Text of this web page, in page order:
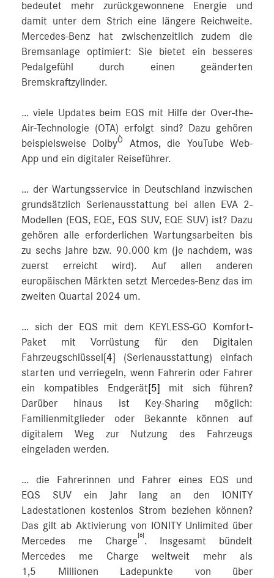
bedeutet mehr zurückgewonnene Energie und
damit unter dem Strich eine längere Reichweite.
Mercedes‑Benz hat zwischenzeitlich zudem die
Bremsanlage optimiert: Sie bietet ein besseres
Pedalgefühl durch einen geänderten
Bremskraftzylinder.
… viele Updates beim EQS mit Hilfe der Over-the-
Air-Technologie (OTA) erfolgt sind? Dazu gehören
beispielsweise DolbyÒ
Atmos, die YouTube Web-
App und ein digitaler Reiseführer.
… der Wartungsservice in Deutschland inzwischen
grundsätzlich Serienausstattung bei allen EVA 2-
Modellen (EQS, EQE, EQS SUV, EQE SUV) ist? Dazu
gehören alle erforderlichen Wartungsarbeiten bis
zu sechs Jahre bzw. 90.000 km (je nachdem, was
zuerst erreicht wird). Auf allen anderen
europäischen Märkten setzt Mercedes‑Benz das im
zweiten Quartal 2024 um.
… sich der EQS mit dem KEYLESS-GO Komfort-
Paket mit Vorrüstung für den Digitalen
Fahrzeugschlüssel [4]
(Serienausstattung) einfach
starten und verriegeln, wenn Fahrerin oder Fahrer
ein kompatibles Endgerät[5] mit sich führen?
Darüber hinaus ist Key-Sharing möglich:
Familienmitglieder oder Bekannte können auf
digitalem Weg zur Nutzung des Fahrzeugs
eingeladen werden.
… die Fahrerinnen und Fahrer eines EQS und
EQS SUV ein Jahr lang an den IONITY
Ladestationen kostenlos Strom beziehen können?
Das gilt ab Aktivierung von IONITY Unlimited über
Mercedes me Charge
[6]
. Insgesamt bündelt
Mercedes me Charge weltweit mehr als
1,5 Millionen Ladepunkte von über